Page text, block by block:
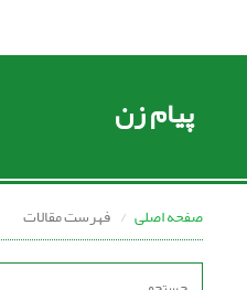
پیام زن
صفحه اصلی فهرست مقالات